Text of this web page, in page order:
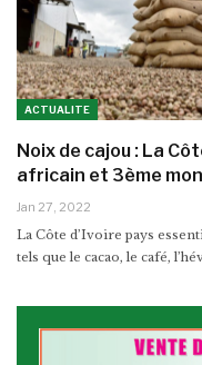
ACTUALITE
Noix de cajou : La
africain et 3ème
Jan 27, 2022
La Côte d’Ivoire pays
tels que le cacao, le café,